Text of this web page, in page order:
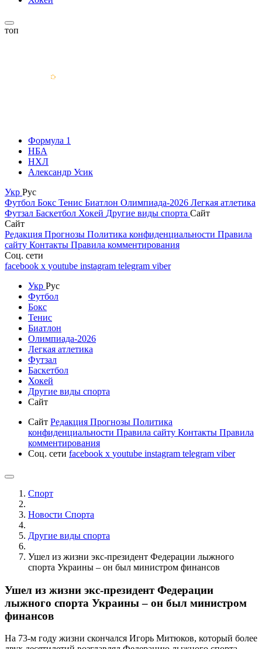
топ
Формула 1
НБА
НХЛ
Александр Усик
Укр Рус
Футбол Бокс Тенис Биатлон Олимпиада-2026 Легкая атлетика
Футзал Баскетбол Хокей Другие виды спорта Сайт
Сайт
Редакция Прогнозы Политика конфиденциальности Правила
сайту Контакты Правила комментирования
Соц. сети
facebook x youtube instagram telegram viber
Укр Рус
Футбол
Бокс
Тенис
Биатлон
Олимпиада-2026
Легкая атлетика
Футзал
Баскетбол
Хокей
Другие виды спорта
Сайт
Сайт Редакция Прогнозы Политика
конфиденциальности Правила сайту Контакты Правила
комментирования
Соц. сети facebook x youtube instagram telegram viber
Спорт
Новости Cпорта
Другие виды спорта
Ушел из жизни экс-президент Федерации лыжного
спорта Украины – он был министром финансов
Ушел из жизни экс-президент Федерации
лыжного спорта Украины – он был министром
финансов
На 73-м году жизни скончался Игорь Митюков, который более